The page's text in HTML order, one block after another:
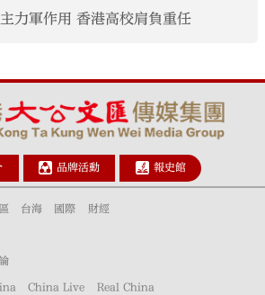
力軍作用 香港高校肩負重任
品牌活動 報史館
台海 國際 財經
China Live Real China